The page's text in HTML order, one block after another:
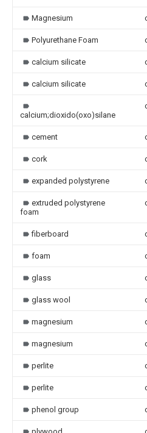
Magnesium
Polyurethane Foam
calcium silicate
calcium silicate
calcium;dioxido(oxo)silane
cement
cork
expanded polystyrene
extruded polystyrene
foam
fiberboard
foam
glass
glass wool
magnesium
magnesium
perlite
perlite
phenol group